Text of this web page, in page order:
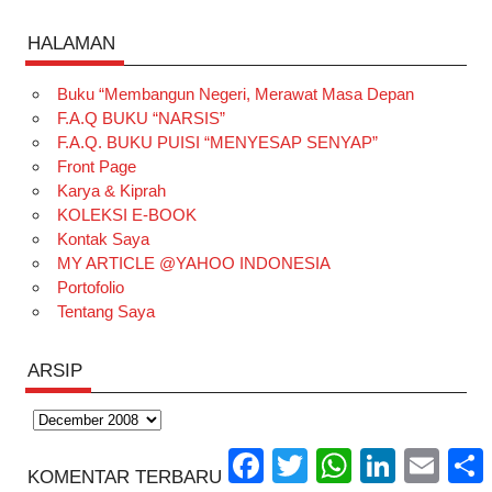
k
r
m
k
e
e
s
t
k
d
I
n
i
t
e
r
o
T
u
b
e
HALAMAN
Buku “Membangun Negeri, Merawat Masa Depan
F.A.Q BUKU “NARSIS”
F.A.Q. BUKU PUISI “MENYESAP SENYAP”
Front Page
Karya & Kiprah
KOLEKSI E-BOOK
Kontak Saya
MY ARTICLE @YAHOO INDONESIA
Portofolio
Tentang Saya
ARSIP
Arsip
KOMENTAR TERBARU
FacebookTwitter WhatsAppLinkedInEmail